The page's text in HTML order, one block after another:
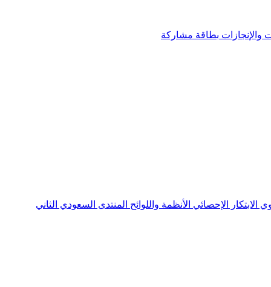
والإنجازات بطاقة مشاركة
الابتكار الإحصائي الأنظمة واللوائح المنتدى السعودي الثاني